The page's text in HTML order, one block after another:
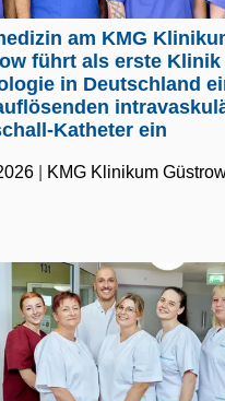
am KMG
führt als erste
in Deutschland
Katheter ein
| KMG Klinikum